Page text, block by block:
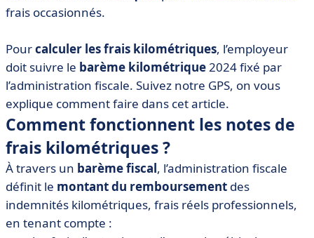
frais occasionnés.
Pourcalculer les frais kilométriques, l’employeur
doit suivre le barème kilométrique2024 fixé par
l’administration fiscale. Suivez notre GPS, on vous
explique comment faire dans cet article.
Comment fonctionnent les notes de
frais kilométriques ?
À travers un barème fiscal, l’administration fiscale
définit le montant du remboursement des
indemnités kilométriques, frais réels professionnels,
en tenant compte :